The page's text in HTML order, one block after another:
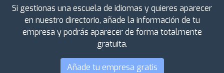
Si gestionas una escuela de idiomas y quieres aparecer
en nuestro directorio, añade la información de tu
empresa y podrás aparecer de forma totalmente
gratuita.
Añade tu empresa gratis